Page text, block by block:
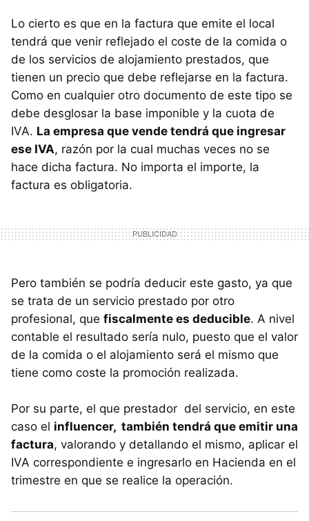
Lo cierto es que en la factura que emite el local
tendrá que venir reflejado el coste de la comida o
de los servicios de alojamiento prestados, que
tienen un precio que debe reflejarse en la factura.
Como en cualquier otro documento de este tipo se
debe desglosar la base imponible y la cuota de
IVA. La empresa que vende tendrá que ingresar
ese IVA, razón por la cual muchas veces no se
hace dicha factura. No importa el importe, la
factura es obligatoria.
Pero también se podría deducir este gasto, ya que
se trata de un servicio prestado por otro
profesional, que fiscalmente es deducible. A nivel
contable el resultado sería nulo, puesto que el valor
de la comida o el alojamiento será el mismo que
tiene como coste la promoción realizada.
Por su parte, el que prestador del servicio, en este
caso el influencer, también tendrá que emitir una
factura, valorando y detallando el mismo, aplicar el
IVA correspondiente e ingresarlo en Hacienda en el
trimestre en que se realice la operación.